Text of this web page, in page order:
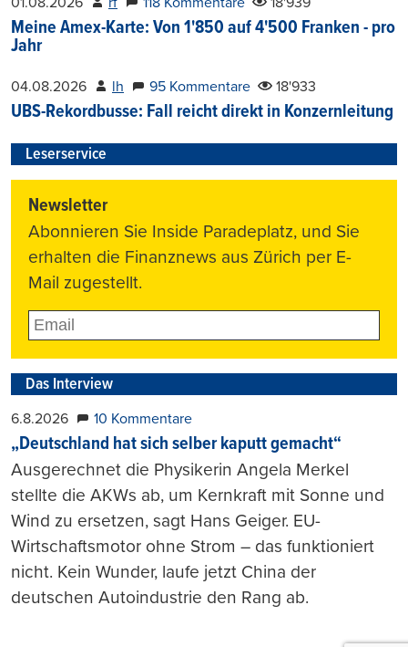
Meine Amex-Karte: Von 1'850 auf 4'500 Franken - pro
Jahr
04.08.2026 lh 95 Kommentare 18'933
UBS-Rekordbusse: Fall reicht direkt in Konzernleitung
Leserservice
Newsletter
Abonnieren Sie Inside Paradeplatz, und Sie
erhalten die Finanznews aus Zürich per E-
Mail zugestellt.
Das Interview
6.8.2026 10 Kommentare
„Deutschland hat sich selber kaputt gemacht“
Ausgerechnet die Physikerin Angela Merkel
stellte die AKWs ab, um Kernkraft mit Sonne und
Wind zu ersetzen, sagt Hans Geiger. EU-
Wirtschaftsmotor ohne Strom – das funktioniert
nicht. Kein Wunder, laufe jetzt China der
deutschen Autoindustrie den Rang ab.